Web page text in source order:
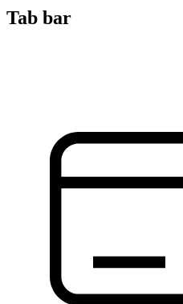
Tab bar